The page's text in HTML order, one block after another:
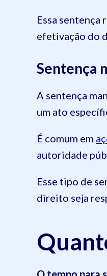
Essa
efetivação do
Sentença
A sentença
um ato
É comum em
autoridade
Esse tipo de
direito seja